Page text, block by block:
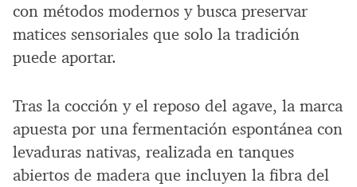
con métodos modernos y busca preservar
matices sensoriales que solo la tradición
puede aportar.
Tras la cocción y el reposo del agave, la marca
apuesta por una fermentación espontánea con
levaduras nativas, realizada en tanques
abiertos de madera que incluyen la fibra del